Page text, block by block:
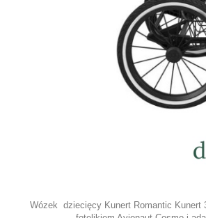
Wózek dziecięcy Kunert Romantic Kunert